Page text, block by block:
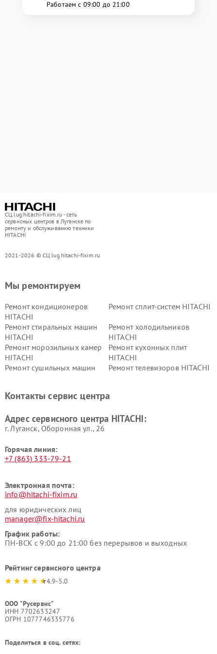
Работаем с 09:00 до 21:00
СЦ lug.hitachi-fixim.ru - сеть
сервисных центров в Луганске по
ремонту и обслуживанию техники
HITACHI
2021-2026 © СЦ lug.hitachi-fixim.ru
Мы ремонтируем
Ремонт кондиционеров
HITACHI
Ремонт сплит-систем HITACHI
Ремонт стиральных машин
HITACHI
Ремонт холодильников
HITACHI
Ремонт морозильных камер
HITACHI
Ремонт кухонных плит
HITACHI
Ремонт сушильных машин
Ремонт телевизоров HITACHI
данных HITACHI
HITACHI
HITACHI
HITACHI
Контакты сервис центра
Адрес сервисного центра HITACHI:
г. Луганск, Оборонная ул., 26
Горячая линия:
+7 (863) 333-79-21
Электронная почта:
info@hitachi-fixim.ru
для юридических лиц
manager@fix-hitachi.ru
График работы:
ПН-ВСК с 9:00 до 21:00 без перерывов и выходных
Рейтинг сервисного центра
4.9-5.0
ООО "Русервис"
ИНН 7702633247
ОГРН 1077746335776
Поделиться в соц. сетях: